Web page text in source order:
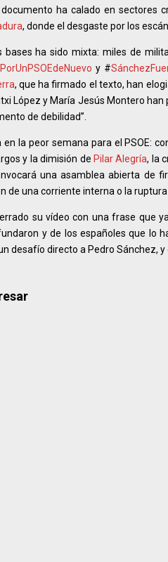
ha calado en sectores
, donde el desgaste por los
bases ha sido mixta: miles de
PorUnPSOEdeNuevo y #
, que ha firmado el texto, han
López y María Jesús Montero han
de debilidad”.
en la peor semana para el PSOE:
y la dimisión de Pilar Alegría, la
una asamblea abierta de
de una corriente interna o la ruptura
su vídeo con una frase que
y de los españoles que lo
desafío directo a Pedro Sánchez,